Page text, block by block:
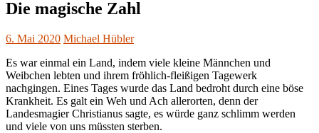
Die magische Zahl
6. Mai 2020 Michael Hübler
Es war einmal ein Land, indem viele kleine Männchen und
Weibchen lebten und ihrem fröhlich-fleißigen Tagewerk
nachgingen. Eines Tages wurde das Land bedroht durch eine böse
Krankheit. Es galt ein Weh und Ach allerorten, denn der
Landesmagier Christianus sagte, es würde ganz schlimm werden
und viele von uns müssten sterben.